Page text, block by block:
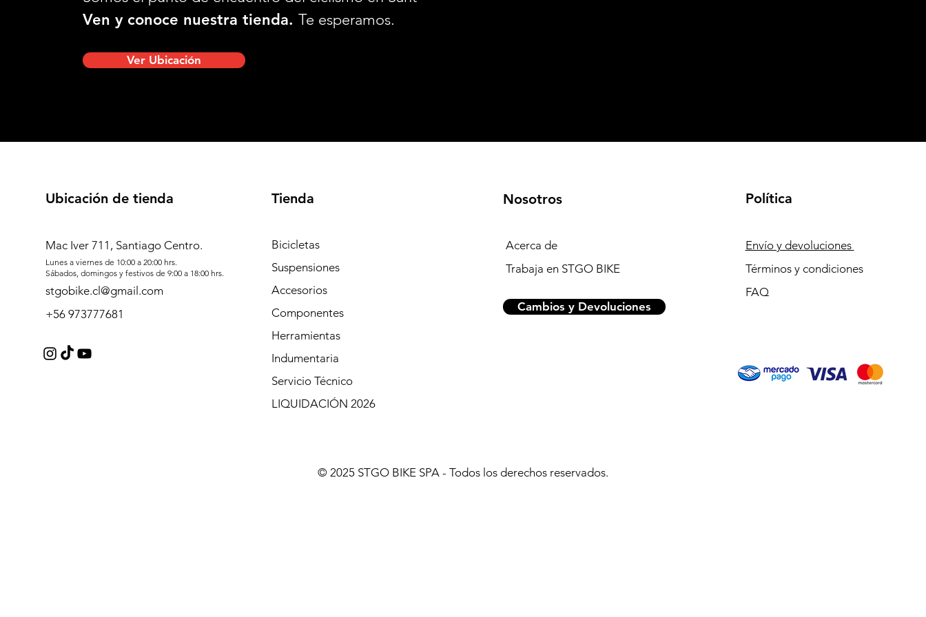
Ven y conoce nuestra tienda. Te esperamos.
Ver Ubicación
Ubicación de tienda
Mac Iver 711, Santiago Centro.
Lunes a viernes de 10:00 a 20:00 hrs.
Sábados, domingos y festivos de 9:00 a 18:00 hrs.
stgobike.cl@gmail.com
+56 973777681
Tienda
Bicicletas
Suspensiones
Accesorios
Componentes
Herramientas
Indumentaria
Servicio Técnico
LIQUIDACIÓN 2026
Nosotros
Acerca de
Trabaja en STGO BIKE
Cambios y Devoluciones
Política
Envío y devoluciones
Términos y condiciones
FAQ
© 2025 STGO BIKE SPA - Todos los derechos reservados.